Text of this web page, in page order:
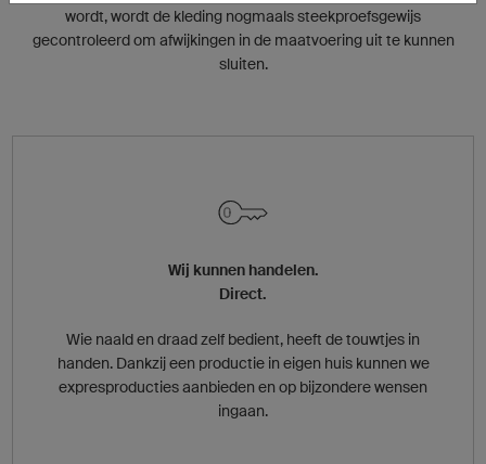
wordt, wordt de kleding nogmaals steekproefsgewijs
gecontroleerd om afwijkingen in de maatvoering uit te kunnen
sluiten.
Wij kunnen handelen.
Direct.
Wie naald en draad zelf bedient, heeft de touwtjes in
handen. Dankzij een productie in eigen huis kunnen we
expresproducties aanbieden en op bijzondere wensen
ingaan.